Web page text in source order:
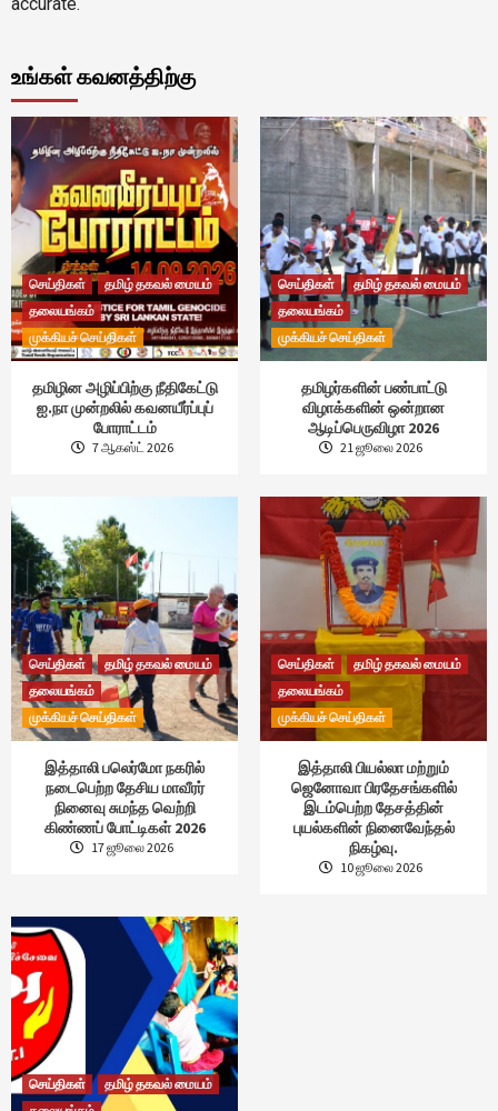
உங்கள் கவனத்திற்கு
செய்திகள்
தமிழ் தகவல் மையம்
தலையங்கம்
முக்கியச் செய்திகள்
தமிழின அழிப்பிற்கு நீதிகேட்டு
ஐ.நா முன்றலில் கவனயீர்ப்புப்
போராட்டம்
7 ஆகஸ்ட் 2026
செய்திகள்
தமிழ் தகவல் மையம்
தலையங்கம்
முக்கியச் செய்திகள்
தமிழர்களின் பண்பாட்டு
விழாக்களின் ஒன்றான
ஆடிப்பெருவிழா 2026
21 ஜூலை 2026
செய்திகள்
தமிழ் தகவல் மையம்
தலையங்கம்
முக்கியச் செய்திகள்
இத்தாலி பலெர்மோ நகரில்
நடைபெற்ற தேசிய மாவீரர்
நினைவு சுமந்த வெற்றி
கிண்ணப் போட்டிகள் 2026
17 ஜூலை 2026
செய்திகள்
தமிழ் தகவல் மையம்
தலையங்கம்
முக்கியச் செய்திகள்
இத்தாலி பியல்லா மற்றும்
ஜெனோவா பிரதேசங்களில்
இடம்பெற்ற தேசத்தின்
புயல்களின் நினைவேந்தல்
நிகழ்வு.
10 ஜூலை 2026
செய்திகள்
தமிழ் தகவல் மையம்